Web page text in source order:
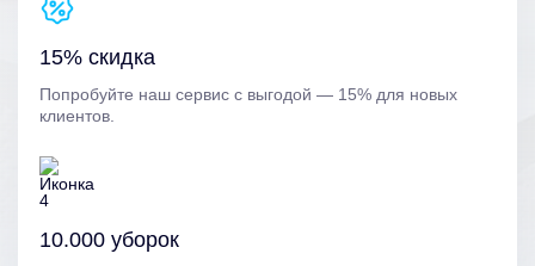
15% скидка
Попробуйте наш сервис с выгодой — 15% для новых
клиентов.
10.000 уборок